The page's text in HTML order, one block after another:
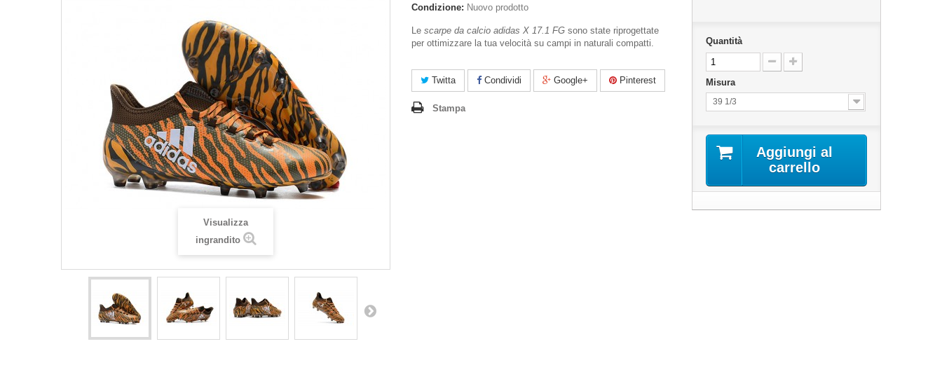
Visualizza
ingrandito
Condizione: Nuovo prodotto
Le scarpe da calcio adidas X 17.1 FG sono state riprogettate
per ottimizzare la tua velocità su campi in naturali compatti.
Twitta Condividi Google+ Pinterest
Stampa
Quantità
Misura
39 1/3
Aggiungi al
carrello